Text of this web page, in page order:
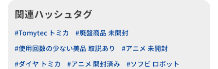
関連ハッシュタグ
#Tomytec トミカ
#廃盤商品 未開封
#使用回数の少ない美品 取説あり
#アニメ 未開封
#ダイヤ トミカ
#アニメ 開封済み
#ソフビ ロボット